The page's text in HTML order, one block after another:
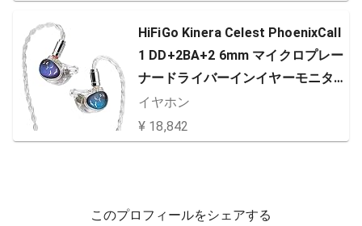
HiFiGo Kinera Celest PhoenixCall
1 DD+2BA+2 6mm マイクロプレー
ナードライバーインイヤーモニタ
ー、 5 ハイブリッドドライバー イ
ンイア式のイヤホン (4.4mm, Tran
sparent)
イヤホン
¥ 18,842
このプロフィールをシェアする